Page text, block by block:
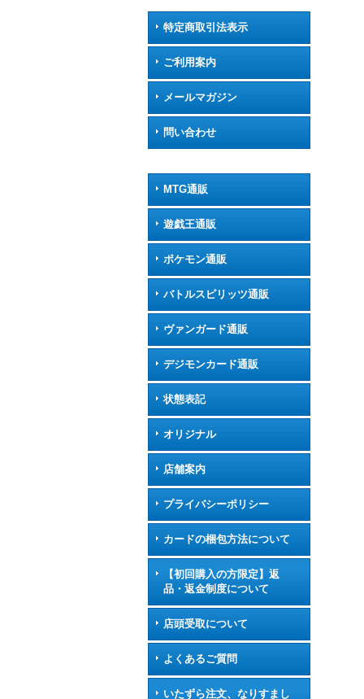
特定商取引法表示
ご利用案内
メールマガジン
問い合わせ
MTG通販
遊戯王通販
ポケモン通販
バトルスピリッツ通販
ヴァンガード通販
デジモンカード通販
状態表記
オリジナル
店舗案内
プライバシーポリシー
カードの梱包方法について
【初回購入の方限定】返
品・返金制度について
店頭受取について
よくあるご質問
いたずら注文、なりすまし